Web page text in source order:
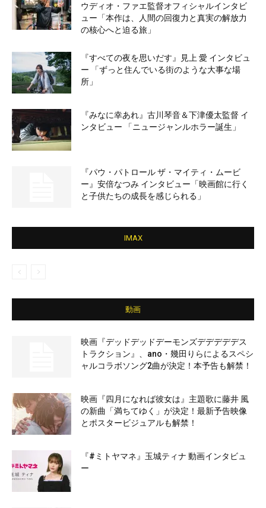
ウディオ・ファエ監督オフィシャルインタビ
ュー「本作は、人間の回復力と真実の解放力
の核心へと迫る旅」
『すべての夜を思いだす』見上 愛 インタビュ
ー 「ずっと住んでいる街のような大事な場
所」
『みなに幸あれ』古川琴音＆下津優太監督 イ
ンタビュー 「ニュージャンルホラー誕生」
『パウ・パトロール ザ・マイティ・ムービ
ー』安倍なつみ インタビュー「映画館に行く
と子供たちの成長を感じられる」
IMAX
動画
映画『デッドデッドデーモンズデデデデデス
トラクション』、ano・幾田りらによるスペシ
ャルコラボソング2曲が決定！本予告も解禁！
映画『四月になれば彼女は』主題歌に藤井 風
の新曲「満ちてゆく」が決定！最新予告映像
とポスタービジュアルも解禁！
『#ミトヤマネ』玉城ティナ 動画インタビュ
ー